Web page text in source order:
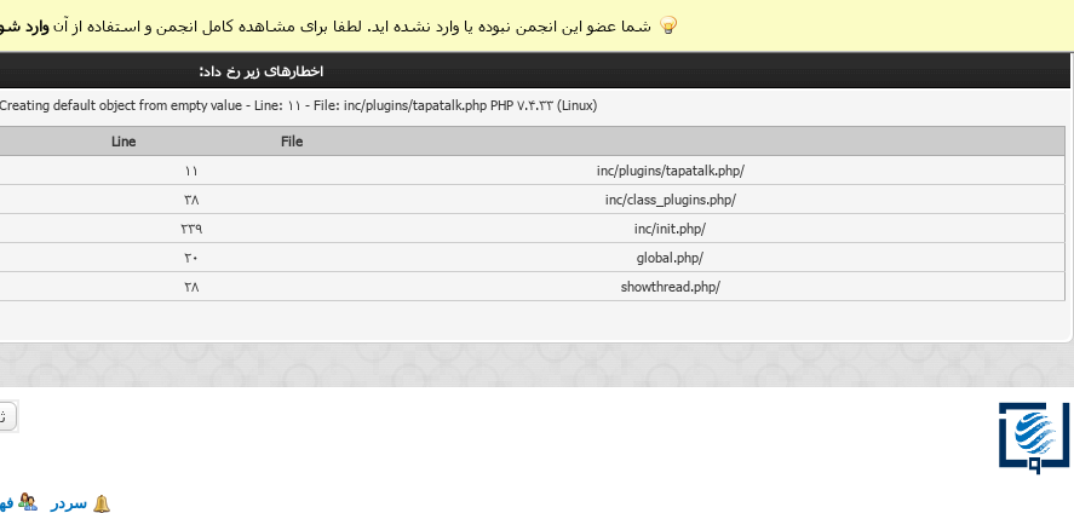
شما عضو این انجمن نبوده یا وارد نشده اید. لطفا برای مشاهده کامل انجمن و استفاده از آنوارد
اخطار‌های زیر رخ داد:
default object from empty value - Line: 11 - File: inc/plugins/tapatalk.php PHP 7.4.33 (Linux)
File
Line
/inc/plugins/tapatalk.php
11
/inc/class_plugins.php
38
/inc/init.php
239
/global.php
20
/showthread.php
28
سردر